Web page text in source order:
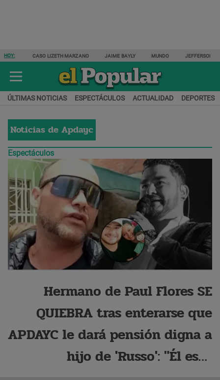
HOY: CASO LIZETH MARZANO JAIME BAYLY MUNDO JEFFERSON
ÚLTIMAS NOTICIAS ESPECTÁCULOS ACTUALIDAD DEPORTES
Noticias de Apdayc
Espectáculos
Hermano de Paul Flores SE
QUIEBRA tras enterarse que
APDAYC le dará pensión digna a
hijo de 'Russo': "Él está